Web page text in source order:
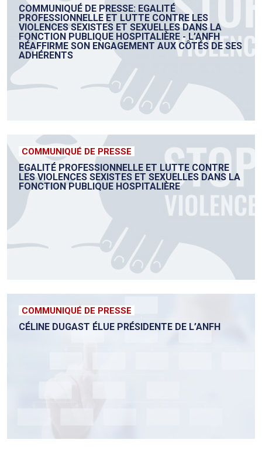
COMMUNIQUÉ DE PRESSE: EGALITÉ
PROFESSIONNELLE ET LUTTE CONTRE LES
VIOLENCES SEXISTES ET SEXUELLES DANS LA
FONCTION PUBLIQUE HOSPITALIÈRE - L’ANFH
RÉAFFIRME SON ENGAGEMENT AUX CÔTÉS DE SES
ADHÉRENTS
COMMUNIQUÉ DE PRESSE
EGALITÉ PROFESSIONNELLE ET LUTTE CONTRE
LES VIOLENCES SEXISTES ET SEXUELLES DANS LA
FONCTION PUBLIQUE HOSPITALIÈRE
COMMUNIQUÉ DE PRESSE
CÉLINE DUGAST ÉLUE PRÉSIDENTE DE L’ANFH